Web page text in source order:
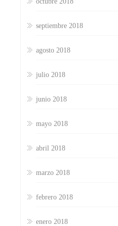
septiembre 2018
agosto 2018
julio 2018
junio 2018
mayo 2018
abril 2018
marzo 2018
febrero 2018
enero 2018